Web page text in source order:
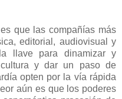
que las compañías más
editorial, audiovisual y
llave para dinamizar y
y dar un paso de
opten por la vía rápida
aún es que los poderes